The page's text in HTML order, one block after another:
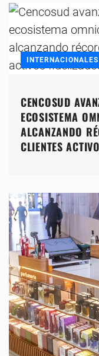
INTERNACIONALES
CENCOSUD
ECOSISTEMA
ALCANZANDO
CLIENTES